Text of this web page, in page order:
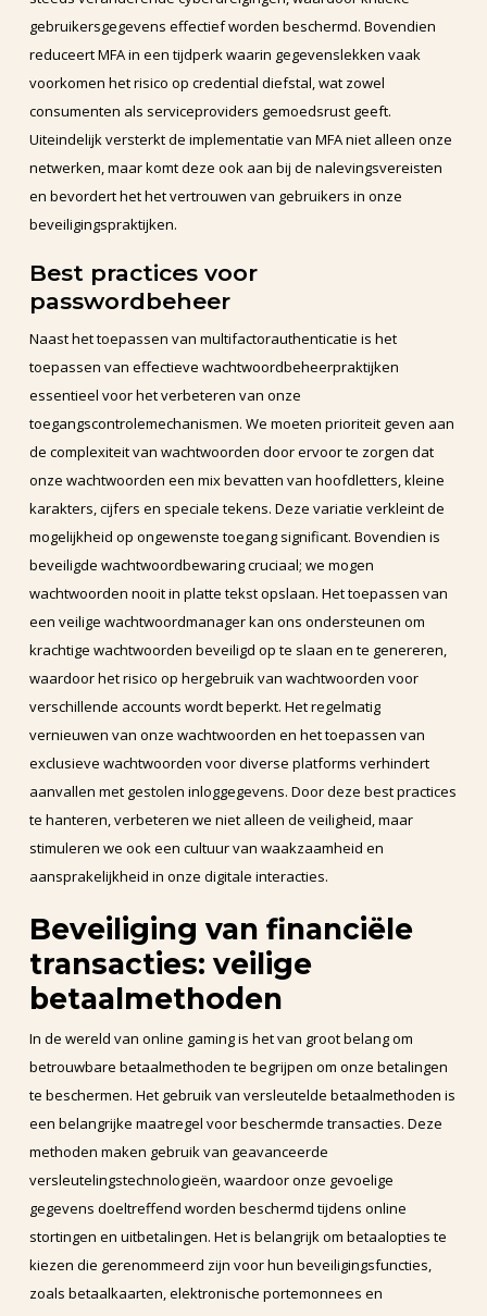
gebruikersgegevens effectief worden beschermd. Bovendien
reduceert MFA in een tijdperk waarin gegevenslekken vaak
voorkomen het risico op credential diefstal, wat zowel
consumenten als serviceproviders gemoedsrust geeft.
Uiteindelijk versterkt de implementatie van MFA niet alleen onze
netwerken, maar komt deze ook aan bij de nalevingsvereisten
en bevordert het het vertrouwen van gebruikers in onze
beveiligingspraktijken.
Best practices voor
passwordbeheer
Naast het toepassen van multifactorauthenticatie is het
toepassen van effectieve wachtwoordbeheerpraktijken
essentieel voor het verbeteren van onze
toegangscontrolemechanismen. We moeten prioriteit geven aan
de complexiteit van wachtwoorden door ervoor te zorgen dat
onze wachtwoorden een mix bevatten van hoofdletters, kleine
karakters, cijfers en speciale tekens. Deze variatie verkleint de
mogelijkheid op ongewenste toegang significant. Bovendien is
beveiligde wachtwoordbewaring cruciaal; we mogen
wachtwoorden nooit in platte tekst opslaan. Het toepassen van
een veilige wachtwoordmanager kan ons ondersteunen om
krachtige wachtwoorden beveiligd op te slaan en te genereren,
waardoor het risico op hergebruik van wachtwoorden voor
verschillende accounts wordt beperkt. Het regelmatig
vernieuwen van onze wachtwoorden en het toepassen van
exclusieve wachtwoorden voor diverse platforms verhindert
aanvallen met gestolen inloggegevens. Door deze best practices
te hanteren, verbeteren we niet alleen de veiligheid, maar
stimuleren we ook een cultuur van waakzaamheid en
aansprakelijkheid in onze digitale interacties.
Beveiliging van financiële
transacties: veilige
betaalmethoden
In de wereld van online gaming is het van groot belang om
betrouwbare betaalmethoden te begrijpen om onze betalingen
te beschermen. Het gebruik van versleutelde betaalmethoden is
een belangrijke maatregel voor beschermde transacties. Deze
methoden maken gebruik van geavanceerde
versleutelingstechnologieën, waardoor onze gevoelige
gegevens doeltreffend worden beschermd tijdens online
stortingen en uitbetalingen. Het is belangrijk om betaalopties te
kiezen die gerenommeerd zijn voor hun beveiligingsfuncties,
zoals betaalkaarten, elektronische portemonnees en